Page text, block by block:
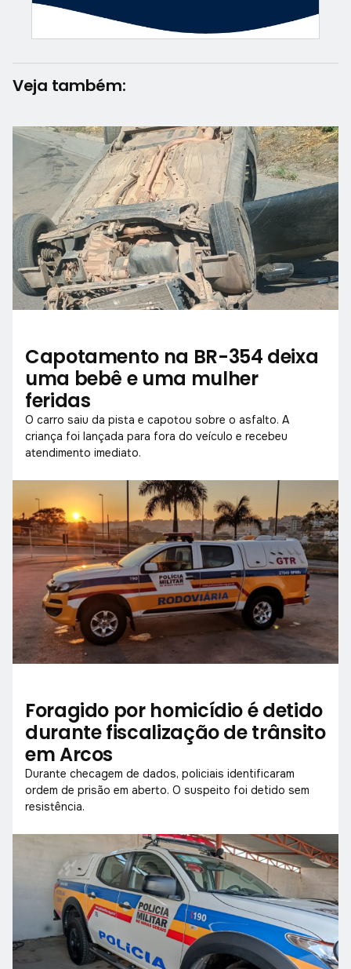
Veja também:
Capotamento na BR-354 deixa
uma bebê e uma mulher
feridas
O carro saiu da pista e capotou sobre o asfalto. A
criança foi lançada para fora do veículo e recebeu
atendimento imediato.
Foragido por homicídio é detido
durante fiscalização de trânsito
em Arcos
Durante checagem de dados, policiais identificaram
ordem de prisão em aberto. O suspeito foi detido sem
resistência.